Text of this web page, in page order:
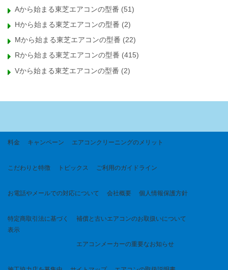
Aから始まる東芝エアコンの型番 (51)
Hから始まる東芝エアコンの型番 (2)
Mから始まる東芝エアコンの型番 (22)
Rから始まる東芝エアコンの型番 (415)
Vから始まる東芝エアコンの型番 (2)
料金 キャンペーン エアコンクリーニングのメリット
こだわりと特徴 トピックス ご利用のガイドライン
お電話やメールでの対応について 会社概要 個人情報保護方針
特定商取引法に基づく
表示
補償と古いエアコンのお取扱いについて
エアコンメーカーの重要なお知らせ